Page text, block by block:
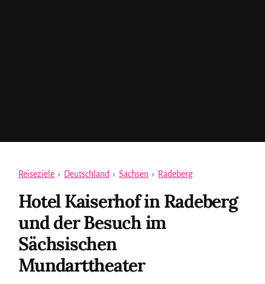
Reiseziele › Deutschland › Sachsen › Radeberg
Hotel Kaiserhof in Radeberg
und der Besuch im
Sächsischen
Mundarttheater